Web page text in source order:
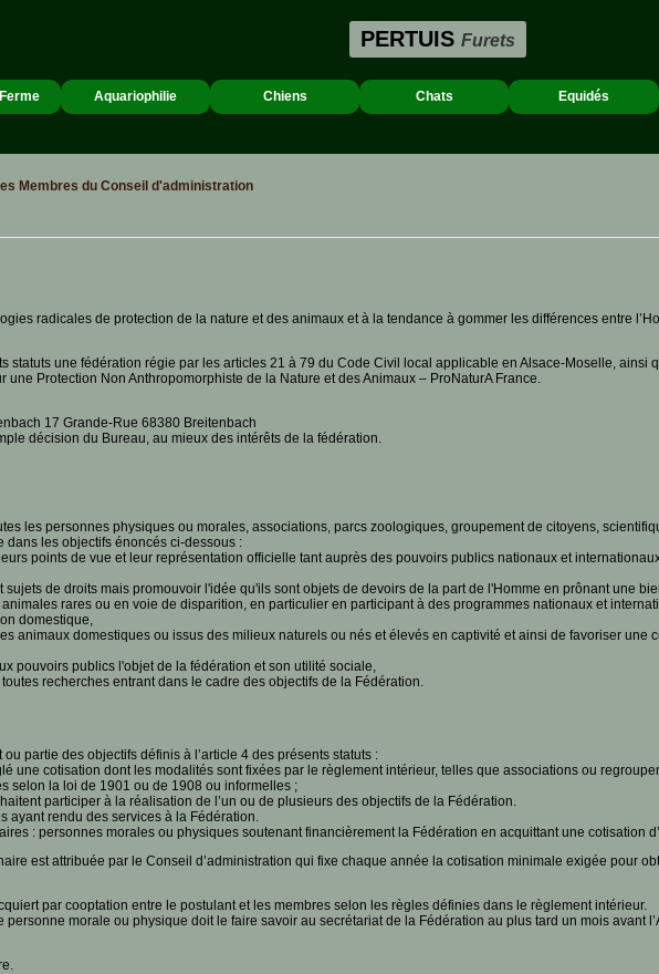
PERTUIS Furets
Aquariophilie Chiens Chats Equidés
Membres du Conseil d'administration
radicales de protection de la nature et des animaux et à la tendance à gommer les différences entre
statuts une fédération régie par les articles 21 à 79 du Code Civil local applicable en Alsace-Moselle, ainsi
une Protection Non Anthropomorphiste de la Nature et des Animaux – ProNaturA France.
17 Grande-Rue 68380 Breitenbach
décision du Bureau, au mieux des intérêts de la fédération.
les personnes physiques ou morales, associations, parcs zoologiques, groupement de citoyens,
les objectifs énoncés ci-dessous :
points de vue et leur représentation officielle tant auprès des pouvoirs publics nationaux et
de droits mais promouvoir l'idée qu'ils sont objets de devoirs de la part de l'Homme en prônant une
rares ou en voie de disparition, en particulier en participant à des programmes nationaux et
domestique,
animaux domestiques ou issus des milieux naturels ou nés et élevés en captivité et ainsi de favoriser
pouvoirs publics l'objet de la fédération et son utilité sociale,
recherches entrant dans le cadre des objectifs de la Fédération.
partie des objectifs définis à l’article 4 des présents statuts :
cotisation dont les modalités sont fixées par le règlement intérieur, telles que associations ou
selon la loi de 1901 ou de 1908 ou informelles ;
participer à la réalisation de l’un ou de plusieurs des objectifs de la Fédération.
ayant rendu des services à la Fédération.
: personnes morales ou physiques soutenant financièrement la Fédération en acquittant une cotisation
est attribuée par le Conseil d’administration qui fixe chaque année la cotisation minimale exigée pour
par cooptation entre le postulant et les membres selon les règles définies dans le règlement intérieur.
personne morale ou physique doit le faire savoir au secrétariat de la Fédération au plus tard un mois avant